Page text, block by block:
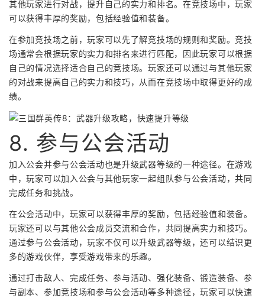
其他玩家进行对战，提升自己的实力和排名。在竞技场中，玩家
可以获得丰厚的奖励，包括经验值和装备。
在参加竞技场之前，玩家可以先了解竞技场的规则和奖励。竞技
场通常会根据玩家的实力和排名来进行匹配，因此玩家可以根据
自己的情况选择适合自己的竞技场。玩家还可以通过与其他玩家
的对战来提高自己的实力和技巧，从而在竞技场中取得更好的成
绩。
8. 参与公会活动
加入公会并参与公会活动也是升级武器等级的一种途径。在游戏
中，玩家可以加入公会与其他玩家一起组队参与公会活动，共同
完成任务和挑战。
在公会活动中，玩家可以获得丰厚的奖励，包括经验值和装备。
玩家还可以与其他公会成员交流和合作，共同提高实力和技巧。
通过参与公会活动，玩家不仅可以升级武器等级，还可以结识更
多的游戏伙伴，享受游戏带来的乐趣。
通过打击敌人、完成任务、参与活动、强化装备、锻造装备、参
与副本、参加竞技场和参与公会活动等多种途径，玩家可以快速